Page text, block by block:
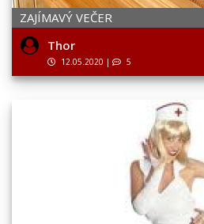
ZAJÍMAVÝ VEČER
Thor
12.05.2020 | 5